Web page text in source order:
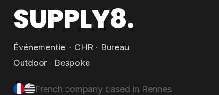
SUPPLY8.
Événementiel · CHR · Bureau
Outdoor · Bespoke
French company based in Rennes